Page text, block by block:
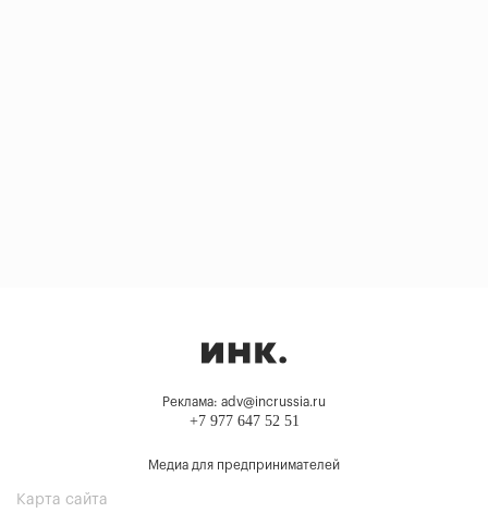
Реклама: adv@incrussia.ru
+7 977 647 52 51
Медиа для предпринимателей
Карта сайта